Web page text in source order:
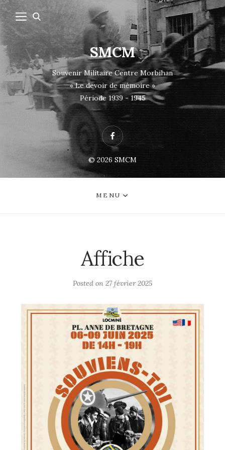
SMCM
Souvenir Militaire Centre Morbihan
« Le devoir de mémoire »
Période 1939 - 1945
Facebook
© 2026 SMCM
MENU
Affiche
Posted on 27 février 2025